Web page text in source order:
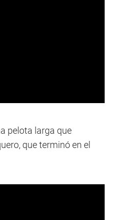
pelota larga que
que terminó en el